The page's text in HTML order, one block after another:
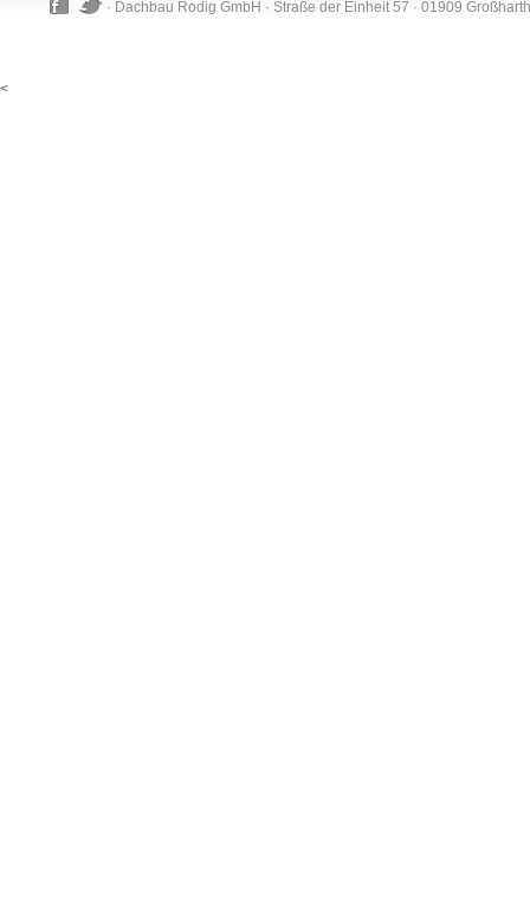
· Dachbau Rodig GmbH · Straße der Einheit 57 · 01909
<